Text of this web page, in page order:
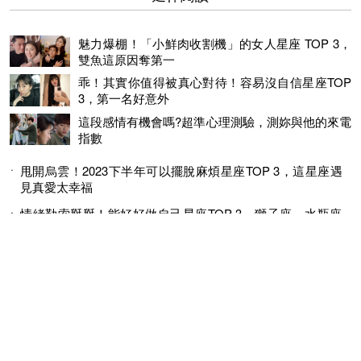
魅力爆棚！「小鮮肉收割機」的女人星座 TOP 3，
雙魚這原因奪第一
乖！其實你值得被真心對待！容易沒自信星座TOP
3，第一名好意外
這段感情有機會嗎?超準心理測驗，測妳與他的來電
指數
甩開烏雲！2023下半年可以擺脫麻煩星座TOP 3，這星座遇
見真愛太幸福
情緒勒索掰掰！能好好做自己星座TOP 3，獅子座、水瓶座